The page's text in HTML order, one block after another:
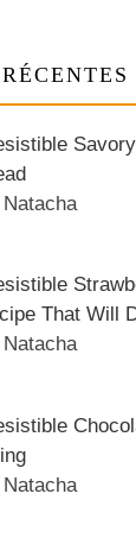
That Will
Natacha